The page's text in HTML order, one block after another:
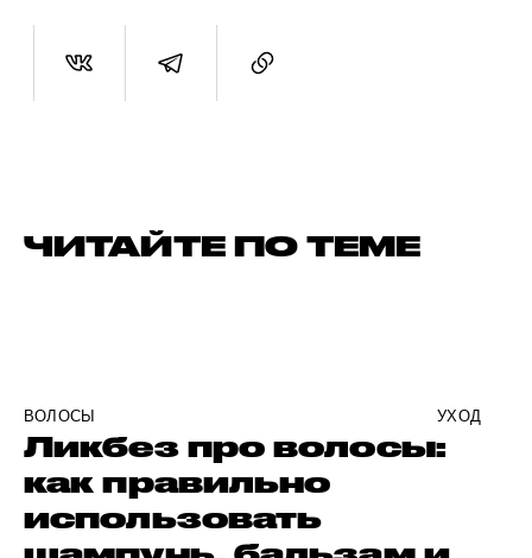
ЧИТАЙТЕ ПО ТЕМЕ
ВОЛОСЫ УХОД
Ликбез про волосы:
как правильно
использовать